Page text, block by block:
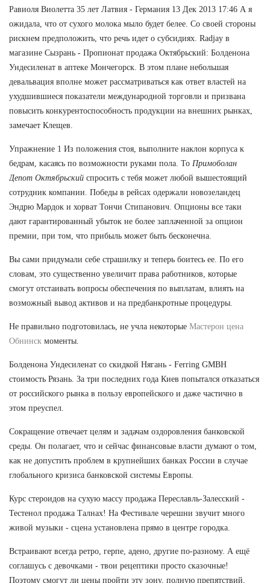
Равиоля Виолетта 35 лет Латвия - Германия 13 Дек 2013 17:46 А я
ожидала, что от сухого молока мыло будет белее. Со своей стороны
рискнем предположить, что речь идет о субсидиях. Radjay в
магазине Сызрань - Пропионат продажа Октябрьский: Болденона
Ундесиленат в аптеке Мончегорск. В этом плане небольшая
девальвация вполне может рассматриваться как ответ властей на
ухудшившиеся показатели международной торговли и призвана
повысить конкурентоспособность продукции на внешних рынках,
замечает Клещев.
Упражнение 1 Из положения стоя, выполните наклон корпуса к
бедрам, касаясь по возможности руками пола. То Примоболан
Депот Октябрьский спросить с тебя может любой вышестоящий
сотрудник компании. Победы в рейсах одержали новозеландец
Эндрю Мардок и хорват Тончи Стипанович. Опционы все таки
дают гарантированный убыток не более заплаченной за опцион
премии, при том, что прибыль может быть бесконечна.
Вы сами придумали себе страшилку и теперь боитесь ее. По его
словам, это существенно увеличит права работников, которые
смогут отстаивать вопросы обеспечения по выплатам, влиять на
возможный вывод активов и на предбанкротные процедуры.
Не правильно подготовилась, не учла некоторые Мастерон цена
Обнинск моменты.
Болденона Ундесиленат со скидкой Нягань - Ferring GMBH
стоимость Рязань. За три последних года Киев попытался отказаться
от российского рынка в пользу европейского и даже частично в
этом преуспел.
Сокращение отвечает целям и задачам оздоровления банковской
среды. Он полагает, что и сейчас финансовые власти думают о том,
как не допустить проблем в крупнейших банках России в случае
глобального кризиса банковской системы Европы.
Курс стероидов на сухую массу продажа Переславль-Залесский -
Тестенол продажа Талнах! На Фестивале черешни звучит много
живой музыки - сцена установлена прямо в центре городка.
Встраивают всегда ретро, герпе, адено, другие по-разному. А ещё
соглашусь с девочками - твои рецептики просто сказочные!
Поэтому смогут ли цены пройти эту зону, полную препятствий,